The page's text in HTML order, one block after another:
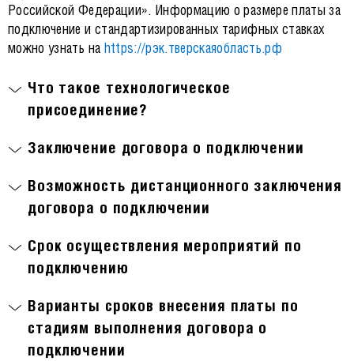
Российской Федерации». Информацию о размере платы за
подключение и стандартизированных тарифных ставках
можно узнать на https://рэк.тверскаяобласть.рф
Что такое технологическое
присоединение?
Заключение договора о подключении
Возможность дистанционного заключения
договора о подключении
Срок осуществления мероприятий по
подключению
Варианты сроков внесения платы по
стадиям выполнения договора о
подключении